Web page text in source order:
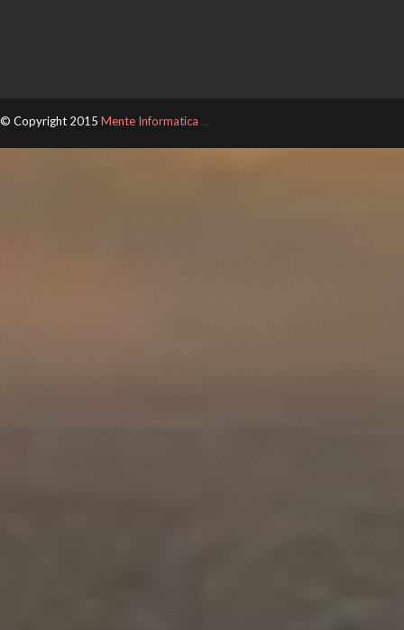
© Copyright 2015 Mente Informatica